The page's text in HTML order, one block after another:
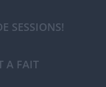
SESSIONS!
A FAIT